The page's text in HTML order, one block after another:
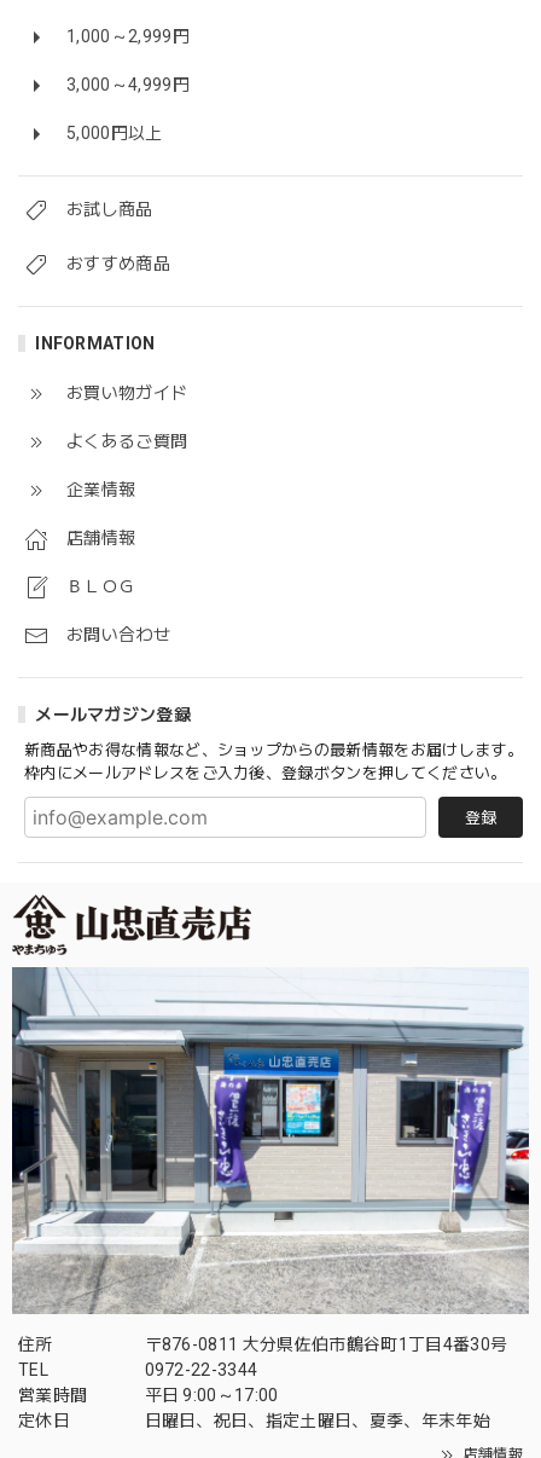
1,000～2,999円
3,000～4,999円
5,000円以上
お試し商品
おすすめ商品
INFORMATION
お買い物ガイド
よくあるご質問
企業情報
店舗情報
ＢＬＯＧ
お問い合わせ
メールマガジン登録
新商品やお得な情報など、ショップからの最新情報をお届けします。
枠内にメールアドレスをご入力後、登録ボタンを押してください。
登録
住所
〒876-0811 大分県佐伯市鶴谷町1丁目4番30号
TEL
0972-22-3344
営業時間
平日 9:00～17:00
定休日
日曜日、祝日、指定土曜日、夏季、年末年始
店舗情報